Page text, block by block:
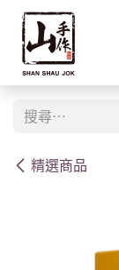
跳至內容
精選商品